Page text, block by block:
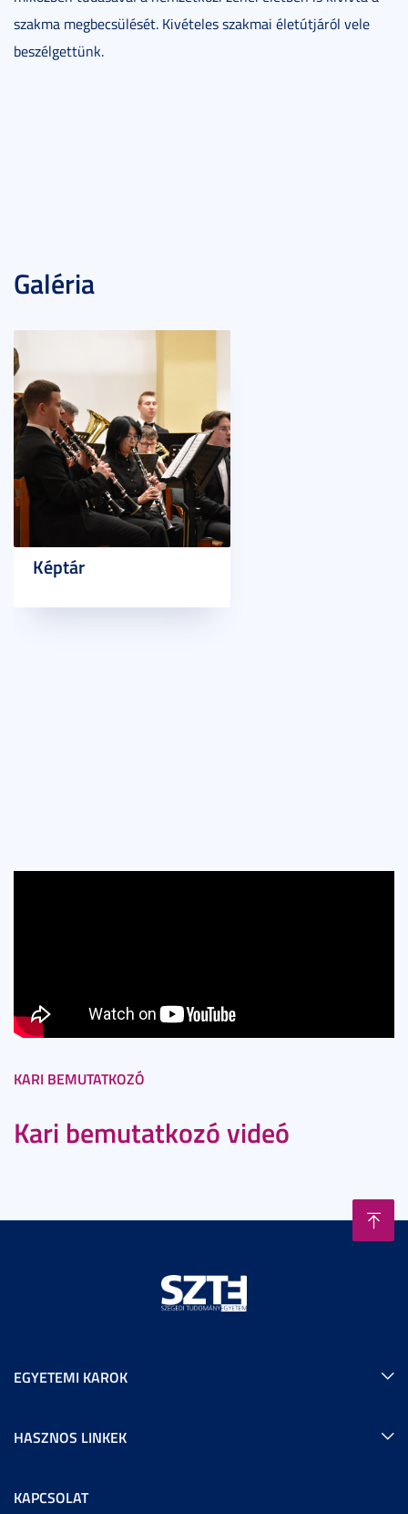
szakma megbecsülését. Kivételes szakmai életútjáról vele
beszélgettünk.
Galéria
Képtár
KARI BEMUTATKOZÓ
Kari bemutatkozó videó
EGYETEMI KAROK
HASZNOS LINKEK
KAPCSOLAT